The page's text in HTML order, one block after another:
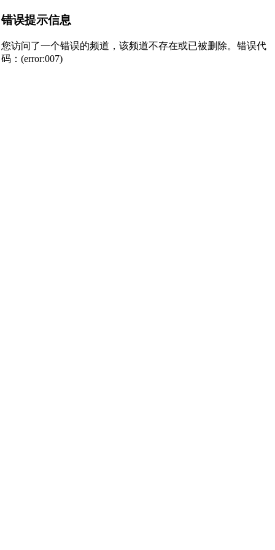
错误提示信息
您访问了一个错误的频道，该频道不存在或已被删除。错误代
码：(error:007)